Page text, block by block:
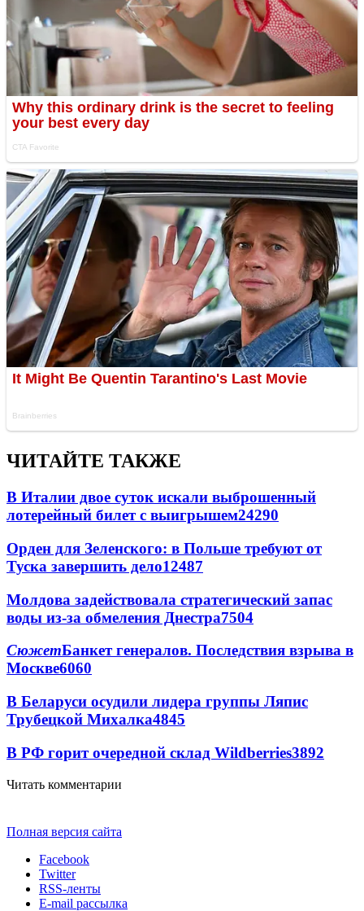
ЧИТАЙТЕ ТАКЖЕ
В Италии двое суток искали выброшенный
лотерейный билет с выигрышем24290
Орден для Зеленского: в Польше требуют от
Туска завершить дело12487
Молдова задействовала стратегический запас
воды из-за обмеления Днестра7504
СюжетБанкет генералов. Последствия взрыва в
Москве6060
В Беларуси осудили лидера группы Ляпис
Трубецкой Михалка4845
В РФ горит очередной склад Wildberries3892
Читать комментарии
Полная версия сайта
Facebook
Twitter
RSS-ленты
E-mail рассылка